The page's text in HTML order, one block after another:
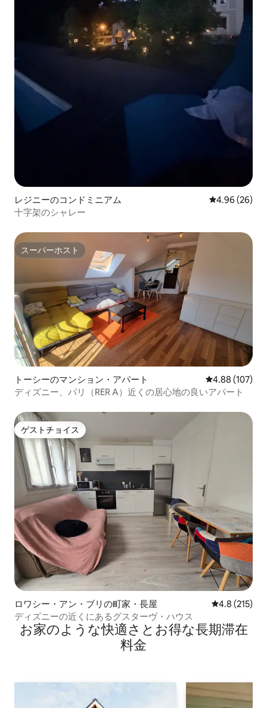
レジニーのコンドミニアム レビュー26
4.96 (26)
十字架のシャレー
スーパーホスト
スーパーホスト
トーシーのマンション・アパート レビュー107
4.88 (107)
ディズニー、パリ（RER A）近くの居心地の良いアパート
ゲストチョイス
ゲストチョイス
ロワシー・アン・ブリの町家・長屋 レビュー215
4.8 (215)
ディズニーの近くにあるグスターヴ・ハウス
お家のような快⁠適⁠さ⁠とお⁠得⁠な長⁠期⁠滞⁠在
料⁠金